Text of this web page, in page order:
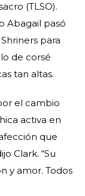
(TLSO).
Abagail pasó
para
de corsé
tan altas.
el cambio
activa en
que
Clark. “Su
y amor. Todos